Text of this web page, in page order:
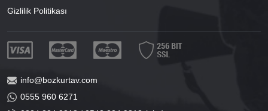
Gizlilik Politikası
info@bozkurtav.com
0555 960 6271